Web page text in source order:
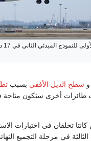
و سطح الذيل الأفقي بسبب
تحلقان في اختبارات
في مرحلة التجميع